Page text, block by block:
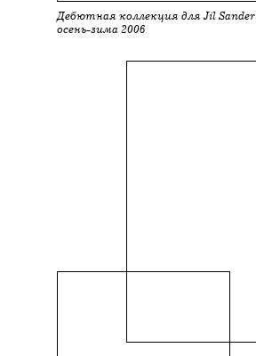
Дебютная коллекция для Jil Sander
осень-зима 2006